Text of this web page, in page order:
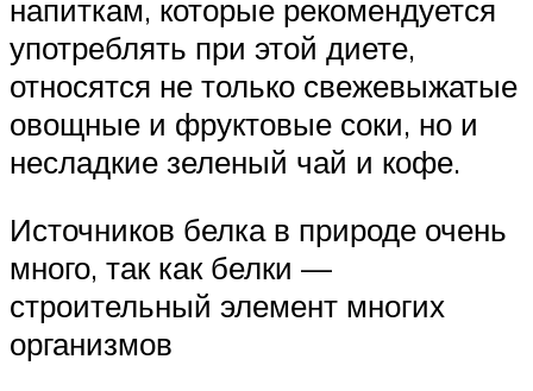
напиткам, которые рекомендуется
употреблять при этой диете,
относятся не только свежевыжатые
овощные и фруктовые соки, но и
несладкие зеленый чай и кофе.
Источников белка в природе очень
много, так как белки —
строительный элемент многих
организмов